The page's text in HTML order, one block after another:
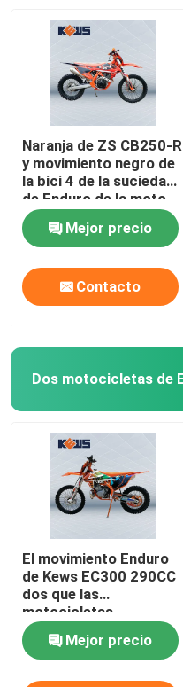
Naranja de ZS CB250-R
y movimiento negro de
la bici 4 de la suciedad
de Enduro de la moto
Mejor precio
Contacto
El movimiento Enduro
de Kews EC300 290CC
dos que las
motocicletas
aprovisionan de
combustible inyectó a
EFI Dirt Bikes
Mejor precio